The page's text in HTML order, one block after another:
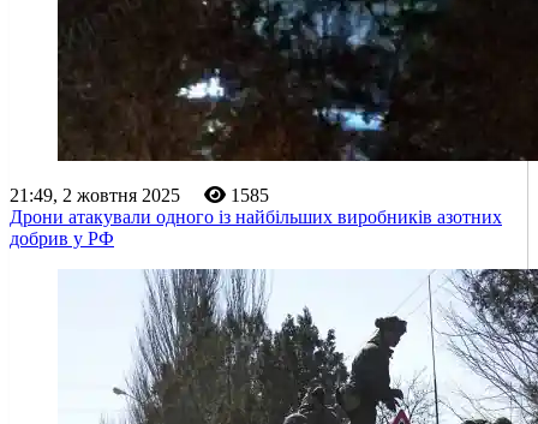
21:49, 2 жовтня 2025
1585
Дрони атакували одного із найбільших виробників азотних
добрив у РФ